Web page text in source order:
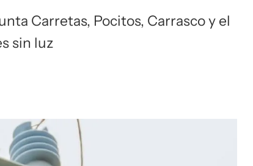
Carretas, Pocitos, Carrasco y el
sin luz